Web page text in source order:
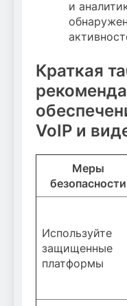
и
Краткая
VoIP и
Меры
безопасности
Используйте
защищенные
платформы